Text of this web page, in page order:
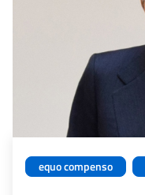
equo compenso